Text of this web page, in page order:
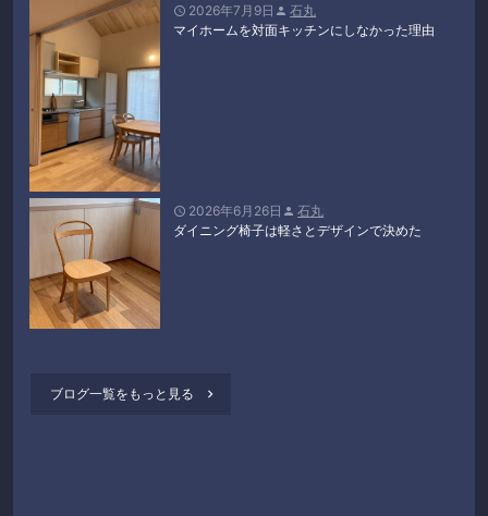
 2026年7月9日  石丸
マイホームを対面キッチンにしなかった理由
 2026年6月26日  石丸
ダイニング椅子は軽さとデザインで決めた
ブログ一覧をもっと見る 